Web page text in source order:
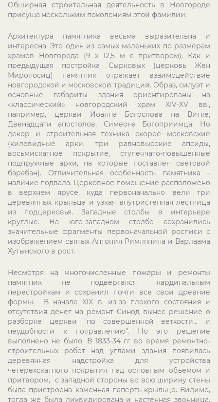
Обширная строительная деятельность в Новгороде
присуща нескольким поколениям этой фамилии.
Архитектура памятника весьма выразительна и
интересна. Это один из самых маленьких по размерам
храмов Новгорода (9 х 12,5 м с притвором). Как и
предыдущая постройка Сырковых (церковь Жен
Мироносиц) памятник отражает взаимодействие
новгородской и московской традиций. Образ, силуэт и
основные габариты здания ориентированы на
«классический» новгородский храм XIV-XV вв.,
например, церкви Иоанна Богослова на Витке,
Двенадцати апостолов, Симеона Богоприимца. Но
декор и строительная техника скорее московские
(килевидные арки, три равновысокие апсиды,
восьмискатное покрытие, ступенчато-повышенные
подпружные арки, на которые поставлен световой
барабан). Отличительная особенность памятника –
наличие подвала. Церковное помещение расположено
в верхнем ярусе, куда первоначально вели три
деревянных крыльца и узкая внутристенная лестница
из подцерковья. Западные столбы в интерьере
круглые. На юго-западном столбе сохранились
значительные фрагменты первоначальной росписи с
изображением святых Антония Римлянина и Варлаама
Хутынского в рост.
Несмотря на многочисленные пожары и ремонты
памятник не подвергался кардинальным
перестройкам и сохранил почти все свои древние
формы. В началеXIX в. из-за плохого состояния и
отсутствия денег на ремонт Синод вынес решение о
разборке церкви "по совершенной ветхости... и
неудобности к поправлению". Но это решение
выполнено не было. В 1833-34 гг во время ремонтно-
строительных работ над углами здания появилась
деревянная надстройка для устройства
четерехскатного покрытия над основным объемом и
притвором, с западной стороны во всю ширину стены
была пристроена каменная паперть-крыльцо. Видимо,
тогда же была ликвидирована и настенная звонница,